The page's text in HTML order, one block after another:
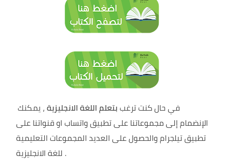
في حال كنت ترغب بتعلم اللغة الانجليزية، يمكنك
الإنضمام إلى مجموعاتنا على تطبيق واتساب او قنواتنا على
تطبيق تيلجرام والحصول على العديد المجموعات التعليمية
.